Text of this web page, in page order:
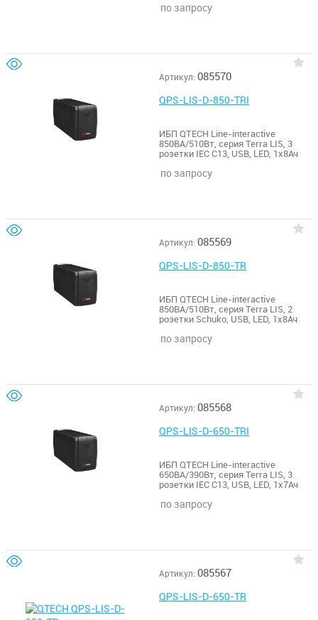
по запросу
Артикул: 085570
QPS-LIS-D-850-TRI
ИБП QTECH Line-interactive
850ВА/510Вт, серия Terra LIS, 3
розетки IEC C13, USB, LED, 1х8Ач
по запросу
Артикул: 085569
QPS-LIS-D-850-TR
ИБП QTECH Line-interactive
850ВА/510Вт, серия Terra LIS, 2
розетки Schuko, USB, LED, 1х8Ач
по запросу
Артикул: 085568
QPS-LIS-D-650-TRI
ИБП QTECH Line-interactive
650ВА/390Вт, серия Terra LIS, 3
розетки IEC C13, USB, LED, 1х7Ач
по запросу
Артикул: 085567
QPS-LIS-D-650-TR